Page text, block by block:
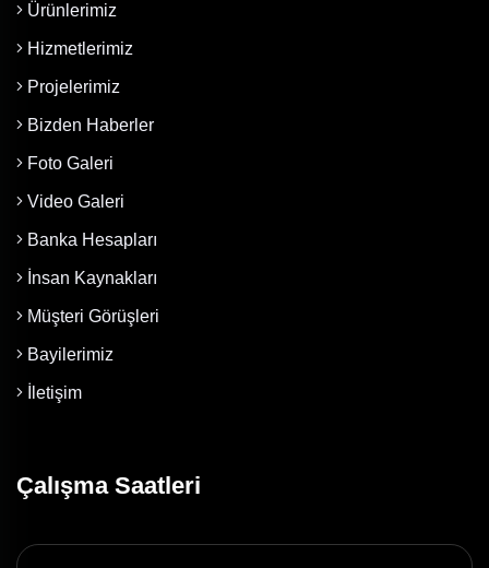
Ürünlerimiz
Hizmetlerimiz
Projelerimiz
Bizden Haberler
Foto Galeri
Video Galeri
Banka Hesapları
İnsan Kaynakları
Müşteri Görüşleri
Bayilerimiz
İletişim
Çalışma Saatleri